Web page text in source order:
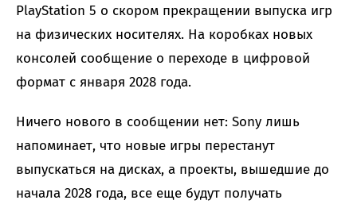
PlayStation 5 о скором прекращении выпуска игр
на физических носителях. На коробках новых
консолей сообщение о переходе в цифровой
формат с января 2028 года.
Ничего нового в сообщении нет: Sony лишь
напоминает, что новые игры перестанут
выпускаться на дисках, а проекты, вышедшие до
начала 2028 года, все еще будут получать